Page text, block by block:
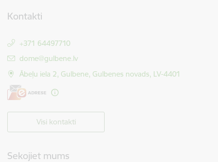
Kontakti
+371 64497710
E-pasts:
dome@gulbene.lv
Ābeļu iela 2, Gulbene, Gulbenes novads, LV-4401
Visi kontakti
Sekojiet mums